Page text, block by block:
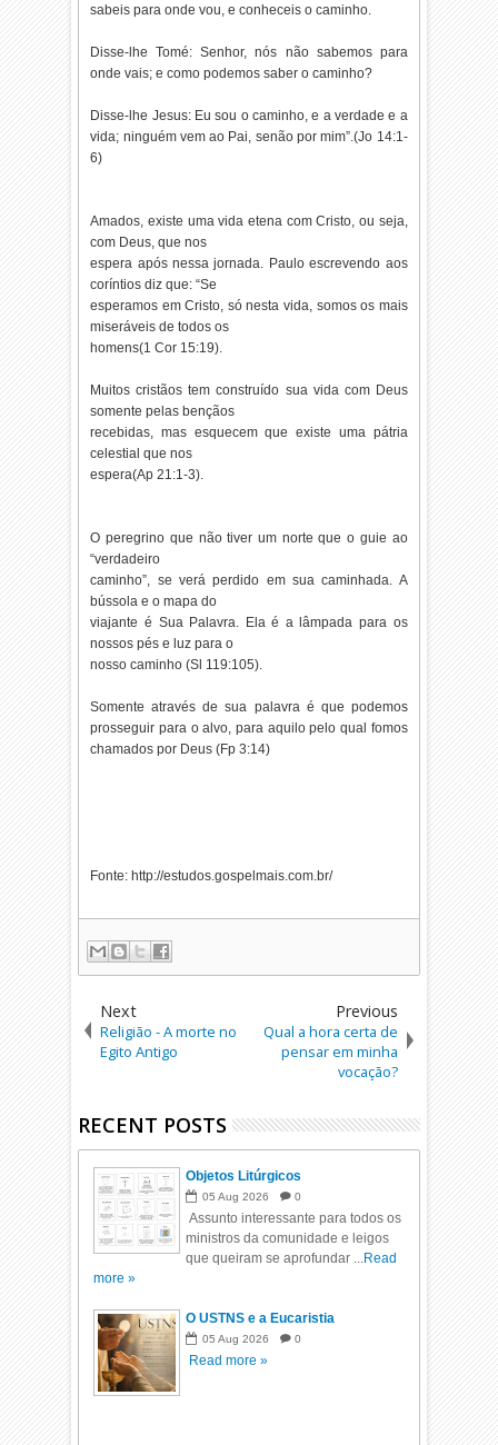
sabeis para onde vou, e conheceis o caminho.
Disse-lhe Tomé: Senhor, nós não sabemos para
onde vais; e como podemos saber o caminho?
Disse-lhe Jesus: Eu sou o caminho, e a verdade e a
vida; ninguém vem ao Pai, senão por mim”.(Jo 14:1-
6)
Amados, existe uma vida etena com Cristo, ou seja,
com Deus, que nos
espera após nessa jornada. Paulo escrevendo aos
coríntios diz que: “Se
esperamos em Cristo, só nesta vida, somos os mais
miseráveis de todos os
homens(1 Cor 15:19).
Muitos cristãos tem construído sua vida com Deus
somente pelas bençãos
recebidas, mas esquecem que existe uma pátria
celestial que nos
espera(Ap 21:1-3).
O peregrino que não tiver um norte que o guie ao
“verdadeiro
caminho”, se verá perdido em sua caminhada. A
bússola e o mapa do
viajante é Sua Palavra. Ela é a lâmpada para os
nossos pés e luz para o
nosso caminho (Sl 119:105).
Somente através de sua palavra é que podemos
prosseguir para o alvo, para aquilo pelo qual fomos
chamados por Deus (Fp 3:14)
Fonte: http://estudos.gospelmais.com.br/
Next
Religião - A morte no
Egito Antigo
Previous
Qual a hora certa de
pensar em minha
vocação?
RECENT POSTS
Objetos Litúrgicos
05 Aug 2026 0
Assunto interessante para todos os
ministros da comunidade e leigos
que queiram se aprofundar ...Read
more »
O USTNS e a Eucaristia
05 Aug 2026 0
Read more »